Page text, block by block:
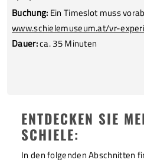
Buchung: Ein Timeslot muss
www.schielemuseum.at/vr-
Dauer:ca. 35 Minuten
ENTDECKEN SIE
SCHIELE:
In den folgenden Abschnitten